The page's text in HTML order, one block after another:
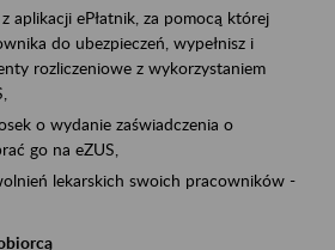
aplikacji ePłatnik, za pomocą której
do ubezpieczeń, wypełnisz i
rozliczeniowe z wykorzystaniem
o wydanie zaświadczenia o
go na eZUS,
lekarskich swoich pracowników -